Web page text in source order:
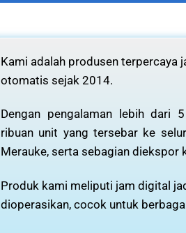
Kami adalah produsen terpercaya
otomatis sejak 2014.
Dengan pengalaman lebih dari
ribuan unit yang tersebar ke
Merauke, serta sebagian diekspor
Produk kami meliputi jam digital
dioperasikan, cocok untuk